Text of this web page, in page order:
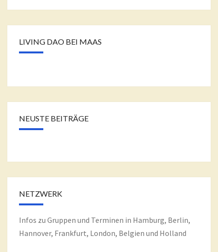
LIVING DAO BEI MAAS
NEUSTE BEITRÄGE
NETZWERK
Infos zu Gruppen und Terminen in Hamburg, Berlin,
Hannover, Frankfurt, London, Belgien und Holland